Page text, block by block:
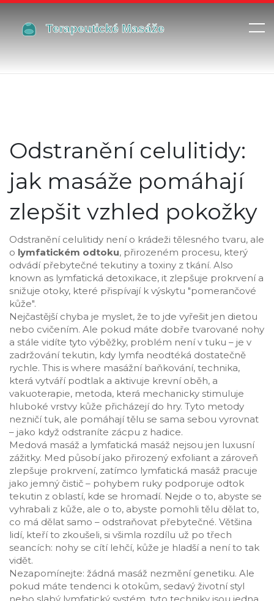
Odstranění celulitidy:
jak masáže pomáhají
zlepšit vzhled pokožky
Odstranění celulitidy není o krádeži tělesného tvaru, ale
o lymfatickém odtoku, přirozeném procesu, který
odvádí přebytečné tekutiny a toxiny z tkání. Also
known as lymfatická detoxikace, it zlepšuje prokrvení a
snižuje otoky, které přispívají k výskytu "pomerančové
kůže".
Nejčastější chyba je myslet, že to jde vyřešit jen dietou
nebo cvičením. Ale pokud máte dobře tvarované nohy
a stále vidíte tyto výběžky, problém není v tuku – je v
zadržování tekutin, kdy lymfa neodtéká dostatečně
rychle. This is where masážní baňkování, technika,
která vytváří podtlak a aktivuje krevní oběh, a
vakuoterapie, metoda, která mechanicky stimuluje
hluboké vrstvy kůže přicházejí do hry. Tyto metody
nezničí tuk, ale pomáhají tělu se sama sebou vyrovnat
– jako když odstraníte zácpu z hadice.
Medová masáž a lymfatická masáž nejsou jen luxusní
zážitky. Med působí jako přirozený exfoliant a zároveň
zlepšuje prokrvení, zatímco lymfatická masáž pracuje
jako jemný čistič – pohybem ruky podporuje odtok
tekutin z oblastí, kde se hromadí. Nejde o to, abyste se
vyhrabali z kůže, ale o to, abyste pomohli tělu dělat to,
co má dělat samo – odstraňovat přebytečné. Většina
lidí, kteří to zkoušeli, si všimla rozdílu už po třech
seancích: nohy se cítí lehčí, kůže je hladší a není to tak
vidět.
Nezapomínejte: žádná masáž nezmění genetiku. Ale
pokud máte tendenci k otokům, sedavý životní styl